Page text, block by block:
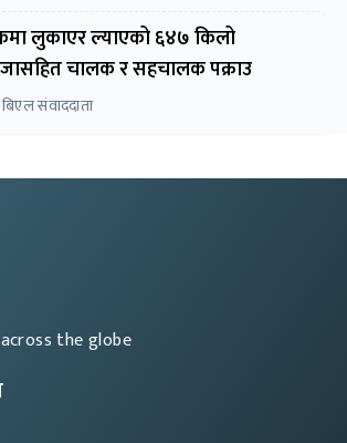
लुकाएर ल्याएको ६४७ किलो
चालक र सहचालक पक्राउ
बिएल संवाददाता
the globe